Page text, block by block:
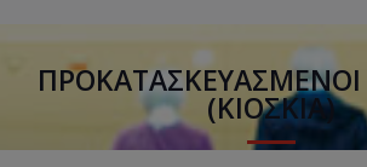
ΠΡΟΚΑΤΑΣΚΕΥΑΣΜΈΝΟΙ
(ΚΙΌΣΚΙΑ)